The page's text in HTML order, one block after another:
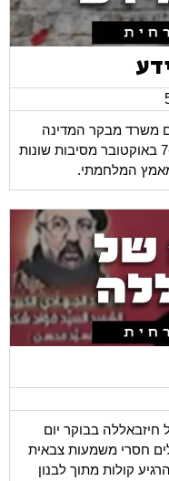
משרד מבקר המדינה
בנוגע לתחקיר של המבקר על אירועי ה-7 באוקטובר מסיבות שונות
המלחמתי.
בבוקר יום
חסרי משמעות צבאית
קולות מתוך לבנון